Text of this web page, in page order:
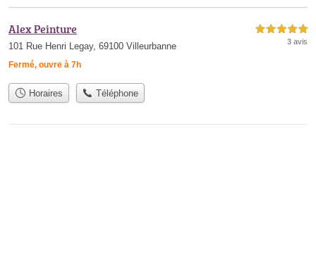
Alex Peinture
101 Rue Henri Legay, 69100 Villeurbanne
Fermé, ouvre à 7h
5,0 étoiles sur 5
3 avis
Horaires Téléphone